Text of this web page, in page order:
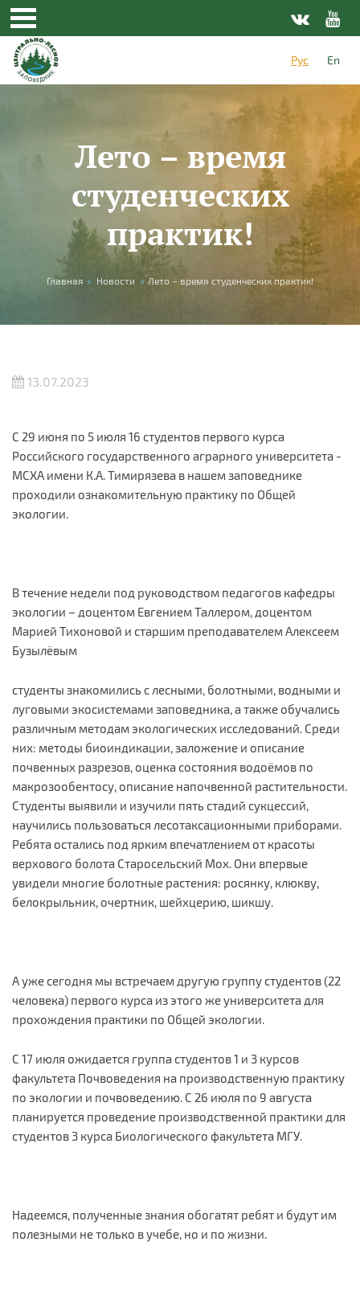
Перейти к основному содержанию
Рус
En
Лето – время
студенческих
практик!
Вы здесь
Главная » Новости » Лето – время студенческих практик!
13.07.2023
С 29 июня по 5 июля 16 студентов первого курса
Российского государственного аграрного университета -
МСХА имени К.А. Тимирязева в нашем заповеднике
проходили ознакомительную практику по Общей
экологии.
В течение недели под руководством педагогов кафедры
экологии – доцентом Евгением Таллером, доцентом
Марией Тихоновой и старшим преподавателем Алексеем
Бузылёвым
студенты знакомились с лесными, болотными, водными и
луговыми экосистемами заповедника, а также обучались
различным методам экологических исследований. Среди
них: методы биоиндикации, заложение и описание
почвенных разрезов, оценка состояния водоёмов по
макрозообентосу, описание напочвенной растительности.
Студенты выявили и изучили пять стадий сукцессий,
научились пользоваться лесотаксационными приборами.
Ребята остались под ярким впечатлением от красоты
верхового болота Старосельский Мох. Они впервые
увидели многие болотные растения: росянку, клюкву,
белокрыльник, очертник, шейхцерию, шикшу.
А уже сегодня мы встречаем другую группу студентов (22
человека) первого курса из этого же университета для
прохождения практики по Общей экологии.
С 17 июля ожидается группа студентов 1 и 3 курсов
факультета Почвоведения на производственную практику
по экологии и почвоведению. С 26 июля по 9 августа
планируется проведение производственной практики для
студентов 3 курса Биологического факультета МГУ.
Надеемся, полученные знания обогатят ребят и будут им
полезными не только в учебе, но и по жизни.